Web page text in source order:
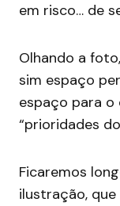
em risco… de
Olhando a
sim espaço
espaço para
“prioridades
Ficaremos
ilustração,